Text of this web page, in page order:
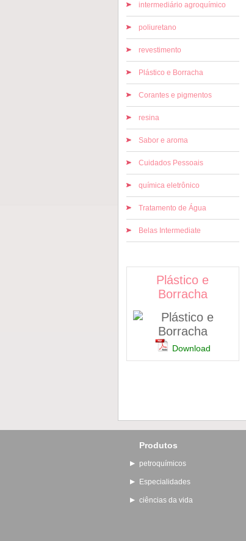
intermediário agroquímico
poliuretano
revestimento
Plástico e Borracha
Corantes e pigmentos
resina
Sabor e aroma
Cuidados Pessoais
química eletrônico
Tratamento de Água
Belas Intermediate
Plástico e
Borracha
Download
Produtos
petroquímicos
Especialidades
ciências da vida